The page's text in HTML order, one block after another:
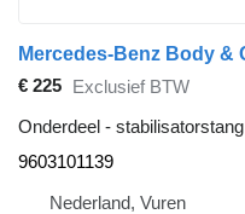
€ 225 Exclusief BTW
Onderdeel - stabilisatorstang
9603101139
Nederland, Vuren